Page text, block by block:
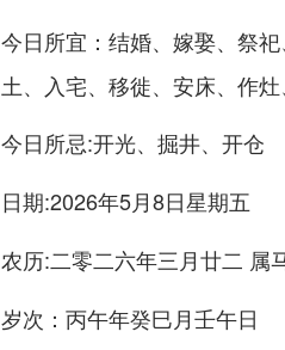
今日所宜 ：结婚、嫁娶、祭
土、入宅、移徙、安床、作
今日所忌:开光、掘井、开仓
日期:2026年5月8日星期五
农历:二零二六年三月廿二 属
岁次 ：丙午年癸巳月壬午日